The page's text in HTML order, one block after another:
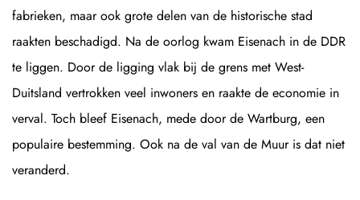
fabrieken, maar ook grote delen van de historische stad
raakten beschadigd. Na de oorlog kwam Eisenach in de DDR
te liggen. Door de ligging vlak bij de grens met West-
Duitsland vertrokken veel inwoners en raakte de economie in
verval. Toch bleef Eisenach, mede door de Wartburg, een
populaire bestemming. Ook na de val van de Muur is dat niet
veranderd.